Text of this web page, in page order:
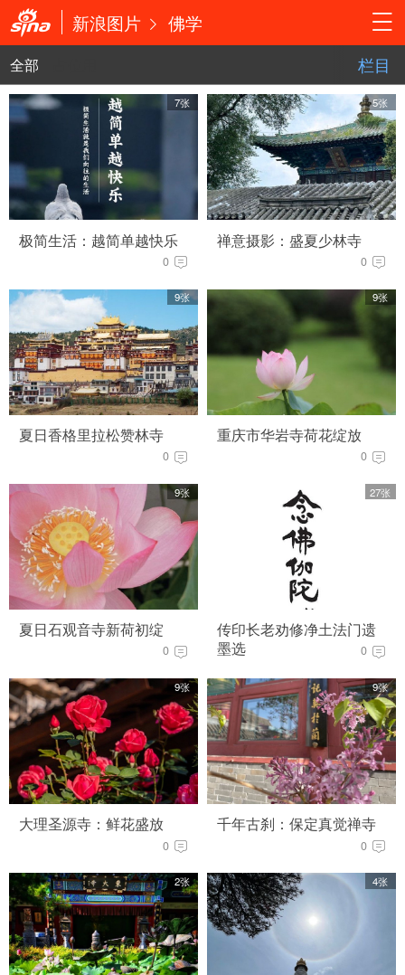
新浪图片 佛学
全部 栏目
7张
极简生活：越简单越快乐
0
9张
夏日香格里拉松赞林寺
0
9张
夏日石观音寺新荷初绽
0
9张
大理圣源寺：鲜花盛放
0
2张
5张
禅意摄影：盛夏少林寺
0
9张
重庆市华岩寺荷花绽放
0
27张
传印长老劝修净土法门遗
墨选
0
9张
千年古刹：保定真觉禅寺
0
4张